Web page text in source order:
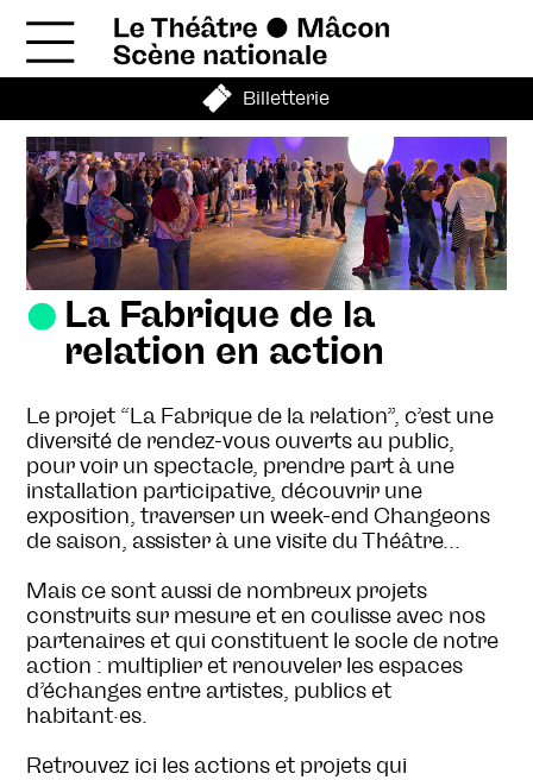
Billetterie
La Fabrique de la
relation en action
Le projet “La Fabrique de la relation”, c’est une
diversité de rendez-vous ouverts au public,
pour voir un spectacle, prendre part à une
installation participative, découvrir une
exposition, traverser un week-end Changeons
de saison, assister à une visite du Théâtre...
Mais ce sont aussi de nombreux projets
construits sur mesure et en coulisse avec nos
partenaires et qui constituent le socle de notre
action : multiplier et renouveler les espaces
d’échanges entre artistes, publics et
habitant·es.
Retrouvez ici les actions et projets qui